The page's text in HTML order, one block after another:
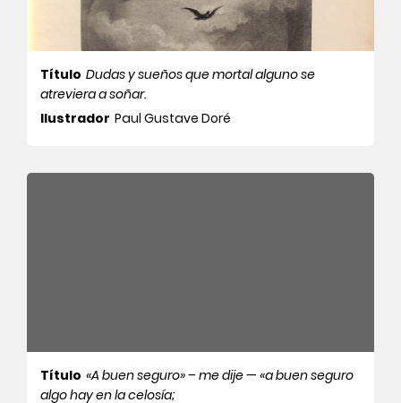
Título Dudas y sueños que mortal alguno se
atreviera a soñar.
Ilustrador Paul Gustave Doré
Título «A buen seguro» – me dije — «a buen seguro
algo hay en la celosía;